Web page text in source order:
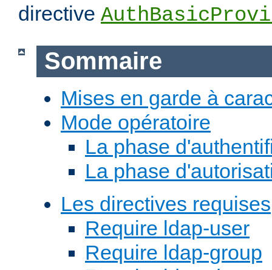
directive
Sommaire
Mises en garde à
Mode opératoire
La phase
La phase
Les directives requises
Require ldap-user
Require ldap-group